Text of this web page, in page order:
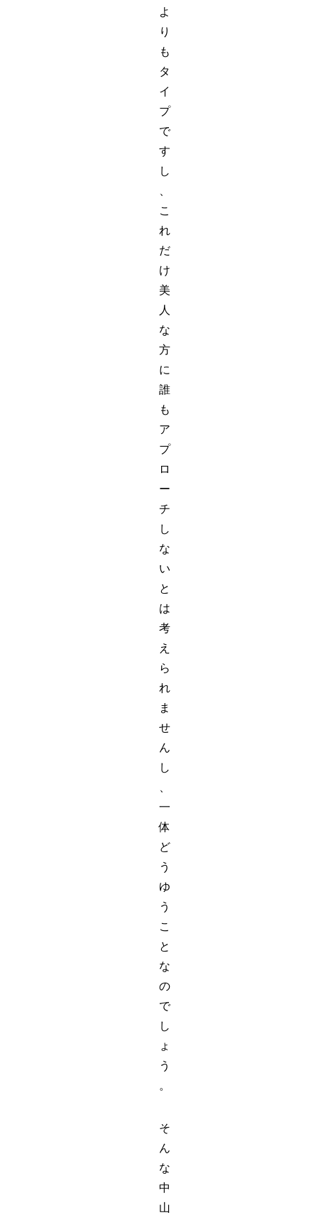
よ
り
も
タ
イ
プ
で
す
し
こ
れ
だ
け
美
人
な
方
に
誰
も
ア
プ
ロ
ー
チ
し
な
い
と
は
考
え
ら
れ
ま
せ
ん
し
一
体
ど
う
ゆ
う
こ
と
な
の
で
し
ょ
う
。
そ
ん
な
中
山